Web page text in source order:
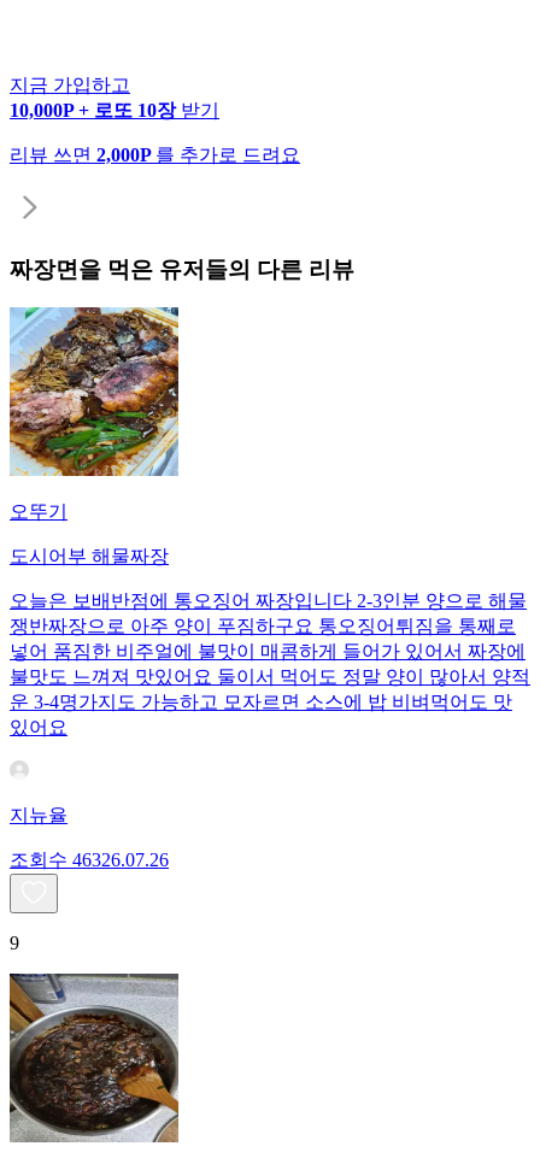
지금 가입하고
10,000P + 로또 10장 받기
리뷰 쓰면 2,000P 를 추가로 드려요
짜장면 을 먹은 유저들의 다른 리뷰
오뚜기
도시어부 해물짜장
오늘은 보배반점에 통오징어 짜장입니다 2-3인분 양으로 해물
쟁반짜장으로 아주 양이 푸짐하구요 통오징어튀짐을 통째로
넣어 품짐한 비주얼에 불맛이 매콤하게 들어가 있어서 짜장에
불맛도 느껴져 맛있어요 둘이서 먹어도 정말 양이 많아서 양적
운 3-4명가지도 가능하고 모자르면 소스에 밥 비벼먹어도 맛
있어요
지뉴율
조회수 46326.07.26
9